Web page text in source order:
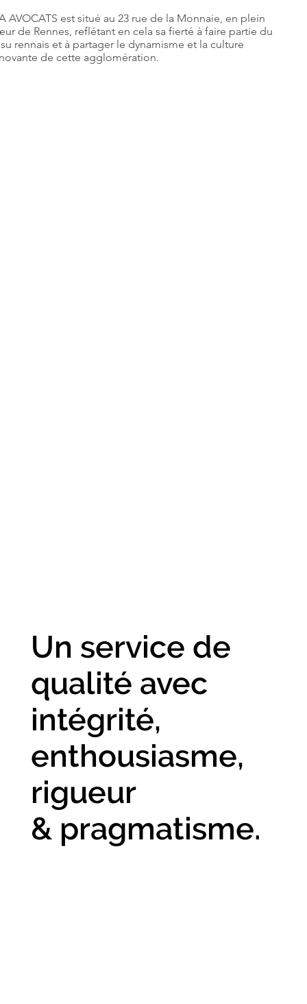
AVOCATS est situé au 23 rue de la Monnaie, en plein
de Rennes, reflétant en cela sa fierté à faire partie du
rennais et à partager le dynamisme et la culture
de cette agglomération.
Un service de
qualité avec
intégrité,
enthousiasme,
rigueur
& pragmatisme.